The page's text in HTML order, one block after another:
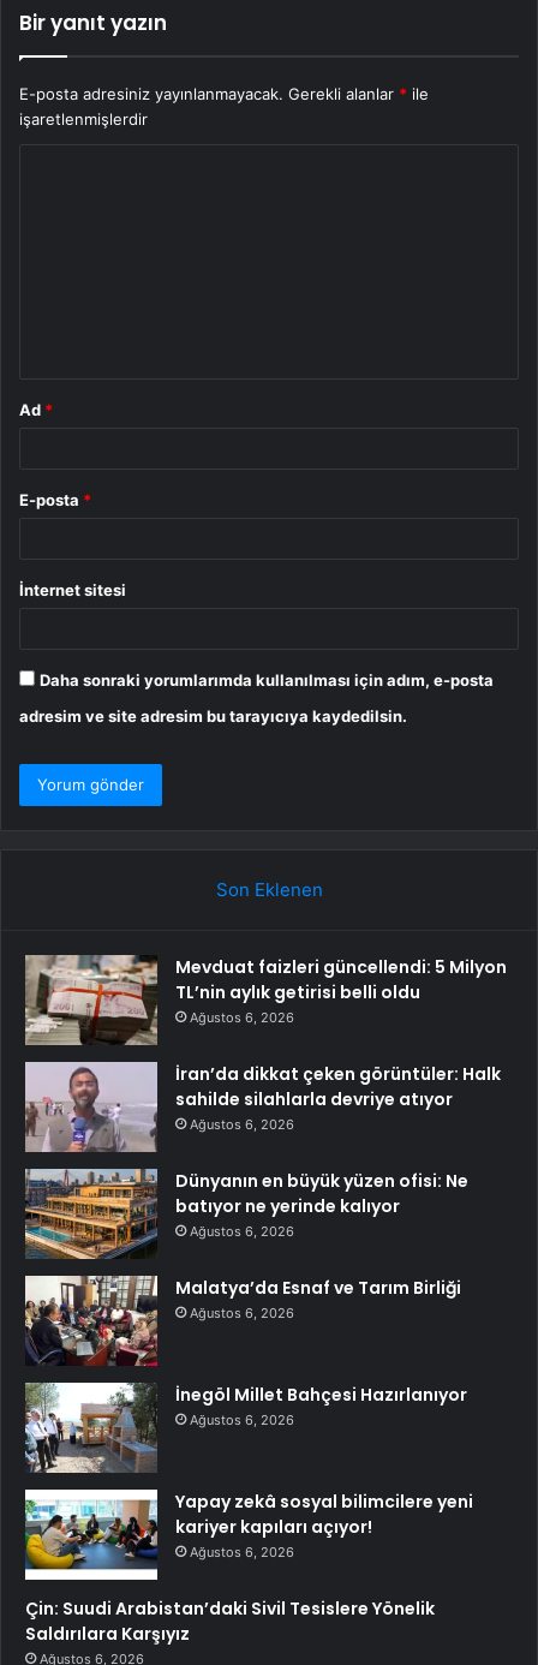
Bir yanıt yazın
E-posta adresiniz yayınlanmayacak. Gerekli alanlar * ile
işaretlenmişlerdir
Ad *
E-posta *
İnternet sitesi
Daha sonraki yorumlarımda kullanılması için adım, e-posta
adresim ve site adresim bu tarayıcıya kaydedilsin.
Son Eklenen
Mevduat faizleri güncellendi: 5 Milyon
TL’nin aylık getirisi belli oldu
Ağustos 6, 2026
İran’da dikkat çeken görüntüler: Halk
sahilde silahlarla devriye atıyor
Ağustos 6, 2026
Dünyanın en büyük yüzen ofisi: Ne
batıyor ne yerinde kalıyor
Ağustos 6, 2026
Malatya’da Esnaf ve Tarım Birliği
Ağustos 6, 2026
İnegöl Millet Bahçesi Hazırlanıyor
Ağustos 6, 2026
Yapay zekâ sosyal bilimcilere yeni
kariyer kapıları açıyor!
Ağustos 6, 2026
Çin: Suudi Arabistan’daki Sivil Tesislere Yönelik
Saldırılara Karşıyız
Ağustos 6, 2026